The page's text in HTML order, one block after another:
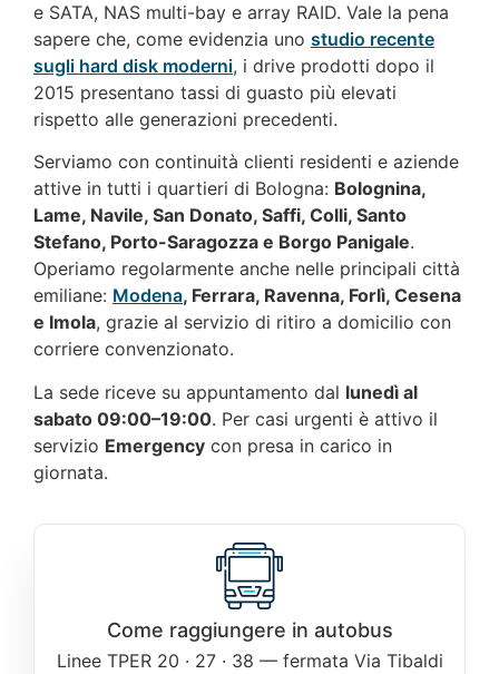
e SATA, NAS multi-bay e array RAID. Vale la pena
sapere che, come evidenzia uno studio recente
sugli hard disk moderni, i drive prodotti dopo il
2015 presentano tassi di guasto più elevati
rispetto alle generazioni precedenti.
Serviamo con continuità clienti residenti e aziende
attive in tutti i quartieri di Bologna: Bolognina,
Lame, Navile, San Donato, Saffi, Colli, Santo
Stefano, Porto-Saragozza e Borgo Panigale.
Operiamo regolarmente anche nelle principali città
emiliane: Modena, Ferrara, Ravenna, Forlì, Cesena
e Imola, grazie al servizio di ritiro a domicilio con
corriere convenzionato.
La sede riceve su appuntamento dal lunedì al
sabato 09:00–19:00. Per casi urgenti è attivo il
servizio Emergency con presa in carico in
giornata.
Come raggiungere in autobus
Linee TPER 20 · 27 · 38 — fermata Via Tibaldi